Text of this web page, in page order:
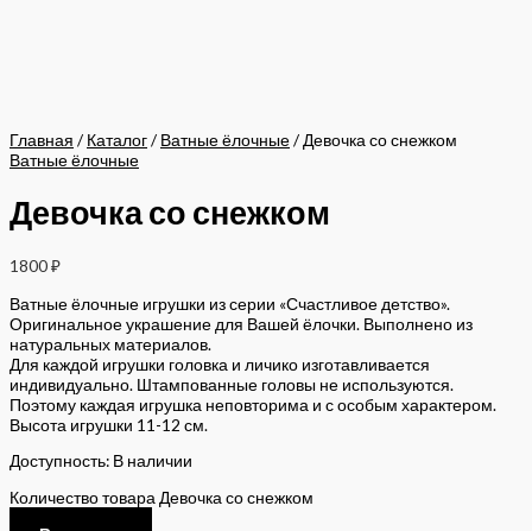
Главная / Каталог/ Ватные ёлочные/ Девочка со снежком
Ватные ёлочные
Девочка со снежком
1800₽
Ватные ёлочные игрушки из серии «Счастливое детство».
Оригинальное украшение для Вашей ёлочки. Выполнено из
натуральных материалов.
Для каждой игрушки головка и личико изготавливается
индивидуально. Штампованные головы не используются.
Поэтому каждая игрушка неповторима и с особым характером.
Высота игрушки 11-12 см.
Доступность: В наличии
Количество товара Девочка со снежком